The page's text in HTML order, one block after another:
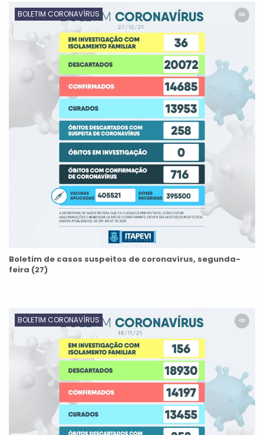
BOLETIM CORONAVÍRUS
Boletim de casos suspeitos de coronavírus, segunda-
feira (27)
BOLETIM CORONAVÍRUS